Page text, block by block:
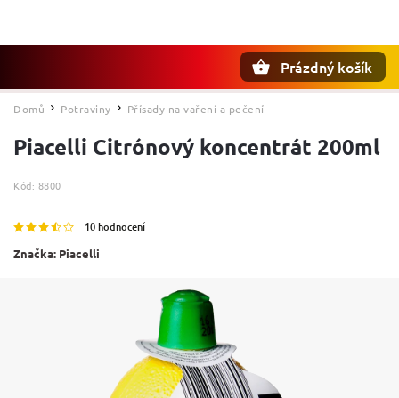
Prázdný košík
Domů / Potraviny / Přísady na vaření a pečení
Piacelli Citrónový koncentrát 200ml
Kód: 8800
10 hodnocení
Značka: Piacelli